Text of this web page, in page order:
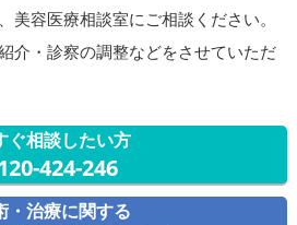
美容医療相談室にご相談ください。
介・診察の調整などをさせていただ
ぐ相談したい方
424-246
・治療に関する